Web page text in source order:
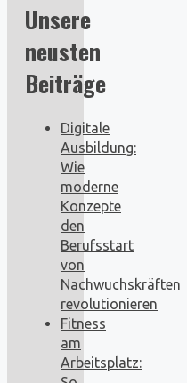
Unsere
neusten
Beiträge
Digitale
Ausbildung:
Wie
moderne
Konzepte
den
Berufsstart
von
Nachwuchskräften
revolutionieren
Fitness
am
Arbeitsplatz: